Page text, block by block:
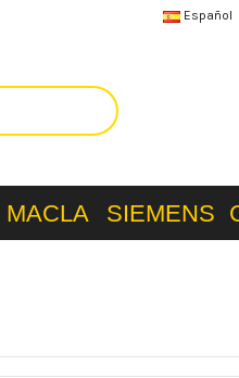
Español
MACLA SIEMENS